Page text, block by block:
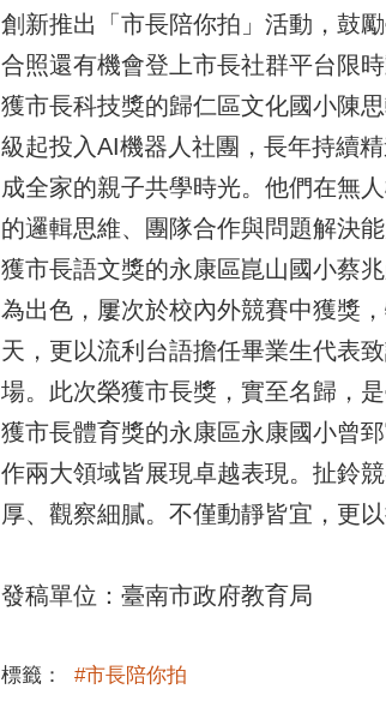
創新推出「市長陪你拍」活動，鼓
合照還有機會登上市長社群平台限
獲市長科技獎的歸仁區文化國小陳
級起投入AI機器人社團，長年持續
成全家的親子共學時光。他們在無
的邏輯思維、團隊合作與問題解決
獲市長語文獎的永康區崑山國小蔡
為出色，屢次於校內外競賽中獲獎
天，更以流利台語擔任畢業生代表
場。此次榮獲市長獎，實至名歸，
獲市長體育獎的永康區永康國小曾
作兩大領域皆展現卓越表現。扯鈴
厚、觀察細膩。不僅動靜皆宜，更
發稿單位：臺南市政府教育局
標籤： #市長陪你拍